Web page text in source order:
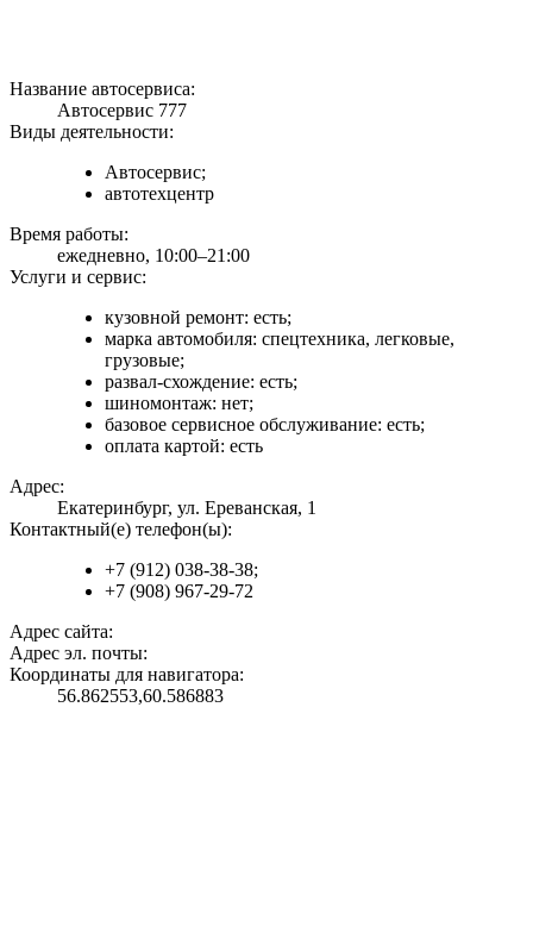
Название автосервиса:
Автосервис 777
Виды деятельности:
Автосервис;
автотехцентр
Время работы:
ежедневно, 10:00–21:00
Услуги и сервис:
кузовной ремонт: есть;
марка автомобиля: спецтехника, легковые,
грузовые;
развал-схождение: есть;
шиномонтаж: нет;
базовое сервисное обслуживание: есть;
оплата картой: есть
Адрес:
Екатеринбург, ул. Ереванская, 1
Контактный(е) телефон(ы):
+7 (912) 038-38-38;
+7 (908) 967-29-72
Адрес сайта:
Адрес эл. почты:
Координаты для навигатора:
56.862553,60.586883